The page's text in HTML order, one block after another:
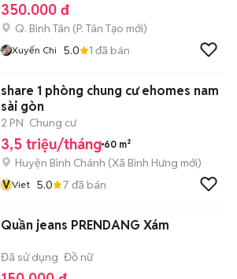
350.000 đ
Q. Bình Tân (P. Tân Tạo mới)
Xuyến Chi 5.0 1 đã bán
share 1 phòng chung cư ehomes nam
sài gòn
2 PN Chung cư
3,5 triệu/tháng 60 m²
Huyện Bình Chánh (Xã Bình Hưng mới)
VViet 5.0 7 đã bán
Quần jeans PRENDANG Xám
Đã sử dụng Đồ nữ